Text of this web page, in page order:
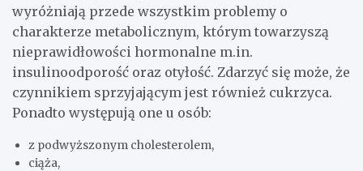
wyróżniają przede wszystkim problemy o
charakterze metabolicznym, którym towarzyszą
nieprawidłowości hormonalne m.in.
insulinoodporość oraz otyłość. Zdarzyć się może, że
czynnikiem sprzyjającym jest również cukrzyca.
Ponadto występują one u osób:
z podwyższonym cholesterolem,
ciąża,